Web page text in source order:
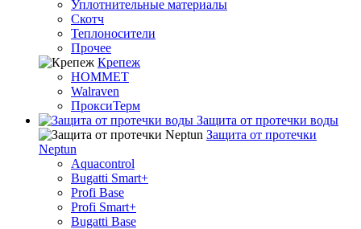
Уплотнительные материалы
Скотч
Теплоносители
Прочее
Крепеж
HOMMET
Walraven
ПроксиТерм
Защита от протечки воды
Защита от протечки
Neptun
Aquacontrol
Bugatti Smart+
Profi Base
Profi Smart+
Bugatti Base